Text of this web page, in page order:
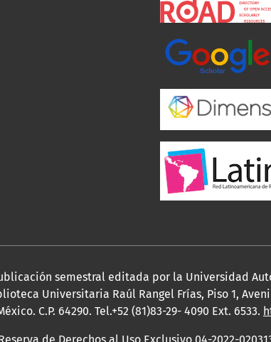
semestral editada por la Universidad
Universitaria Raúl Rangel Frías, Piso 1,
C.P. 64290. Tel.+52 (81)83-29- 4090 Ext. 6533.